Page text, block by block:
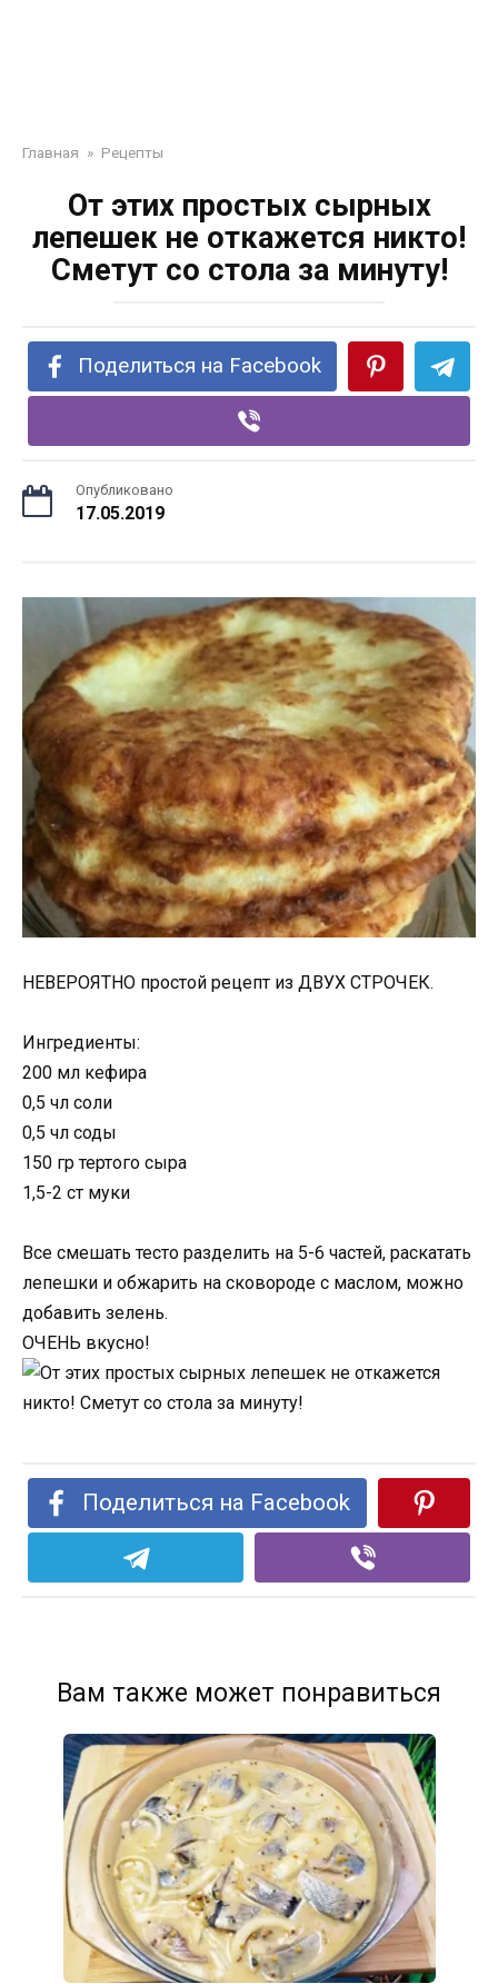
Главная » Рецепты
От этих простых сырных
лепешек не откажется никто!
Сметут со стола за минуту!
Поделиться на Facebook
Опубликовано
17.05.2019
НЕВЕРОЯТНО простой рецепт из ДВУХ СТРОЧЕК.
Ингредиенты:
200 мл кефира
0,5 чл соли
0,5 чл соды
150 гр тертого сыра
1,5-2 ст муки
Все смешать тесто разделить на 5-6 частей, раскатать
лепешки и обжарить на сковороде с маслом, можно
добавить зелень.
ОЧЕНЬ вкусно!
Поделиться на Facebook
Вам также может понравиться